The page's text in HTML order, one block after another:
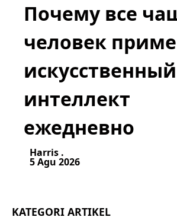
Почему все
человек
искусственный
интеллект
ежедневно
Harris .
5 Agu 2026
KATEGORI ARTIKEL